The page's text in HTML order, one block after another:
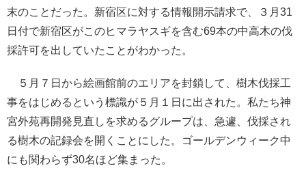
末のことだった。新宿区に対する情報開示請求で、３月31
日付で新宿区がこのヒマラヤスギを含む69本の中高木の伐
採許可を出していたことがわかった。
５月７日から絵画館前のエリアを封鎖して、樹木伐採工
事をはじめるという標識が５月１日に出された。私たち神
宮外苑再開発見直しを求めるグループは、急遽、伐採され
る樹木の記録会を開くことにした。ゴールデンウィーク中
にも関わらず30名ほど集まった。